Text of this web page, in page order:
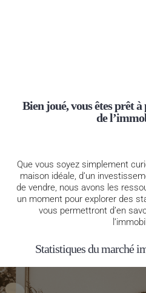
Bien joué, vous êtes prêt
de
Que vous soyez simplement
maison idéale, d’un
de vendre, nous avons les
un moment pour explorer des
vous permettront d’en
Statistiques du marché